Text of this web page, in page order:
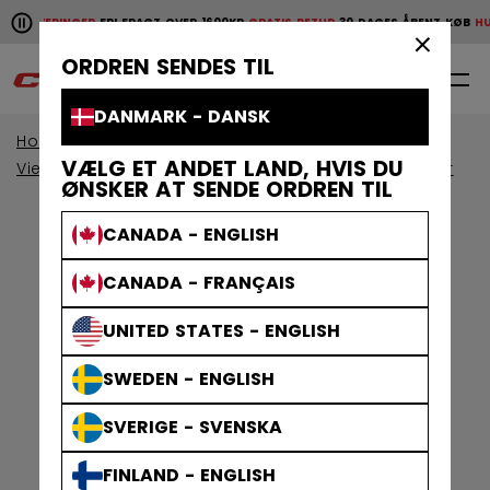
ORDREN SENDES TIL
DANMARK - DANSK
VÆLG ET ANDET LAND, HVIS DU
ØNSKER AT SENDE ORDREN TIL
CANADA - ENGLISH
CANADA - FRANÇAIS
UNITED STATES - ENGLISH
SWEDEN - ENGLISH
SVERIGE - SVENSKA
FINLAND - ENGLISH
Pause the horizontal scroll animation.
LEVERINGERFRI FRAGT OVER 1600KRGRATIS RETUR30 DAGES ÅBENT KØB
Hurtige leveringer Gratis retur 30
Home
Beskyttelsesudstyr
View By Collection
Jetspeed Beskyttelsesudstyr